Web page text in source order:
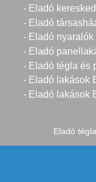
- Eladó
- Eladó
- Eladó nyaralók
- Eladó
- Eladó tégla és
- Eladó lakások
- Eladó lakások
Eladó